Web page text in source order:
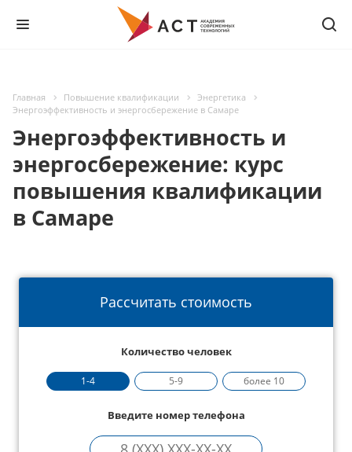
Главная Повышение квалификации
Энергетика
Энергоэффективность и энергосбережение в Самаре
Энергоэффективность и
энергосбережение: курс
повышения квалификации
в Самаре
Рассчитать стоимость
Количество человек
1-4 5-9 более 10
Введите номер телефона